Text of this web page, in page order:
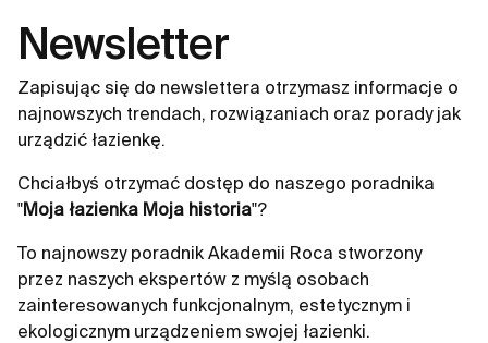
Newsletter
Zapisując się do newslettera otrzymasz informacje o
najnowszych trendach, rozwiązaniach oraz porady jak
urządzić łazienkę.
Chciałbyś otrzymać dostęp do naszego poradnika
"Moja łazienka Moja historia"?
To najnowszy poradnik Akademii Roca stworzony
przez naszych ekspertów z myślą osobach
zainteresowanych funkcjonalnym, estetycznym i
ekologicznym urządzeniem swojej łazienki.